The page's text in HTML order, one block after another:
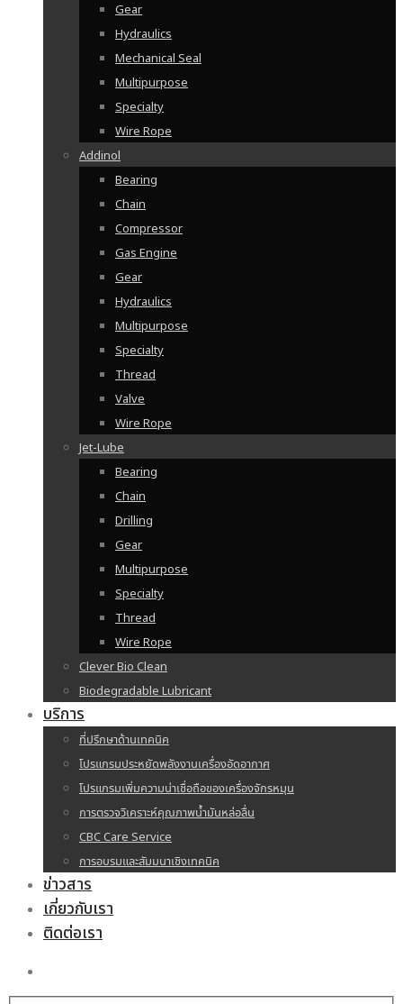
Gear
Hydraulics
Mechanical Seal
Multipurpose
Specialty
Wire Rope
Addinol
Bearing
Chain
Compressor
Gas Engine
Gear
Hydraulics
Multipurpose
Specialty
Thread
Valve
Wire Rope
Jet-Lube
Bearing
Chain
Drilling
Gear
Multipurpose
Specialty
Thread
Wire Rope
Clever Bio Clean
Biodegradable Lubricant
บริการ
ที่ปรึกษาด้านเทคนิค
โปรแกรมประหยัดพลังงานเครื่องอัดอากาศ
โปรแกรมเพิ่มความน่าเชื่อถือของเครื่องจักรหมุน
การตรวจวิเคราะห์คุณภาพน้ำมันหล่อลื่น
CBC Care Service
การอบรมและสัมมนาเชิงเทคนิค
ข่าวสาร
เกี่ยวกับเรา
ติดต่อเรา